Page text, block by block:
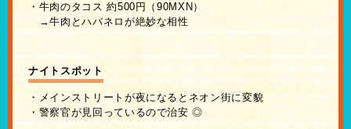
・牛肉のタコス 約500円（90MXN）
→牛肉とハバネロが絶妙な相性
ナイトスポット
・メインストリートが夜になるとネオン街に変貌
・警察官が見回っているので治安 ◎